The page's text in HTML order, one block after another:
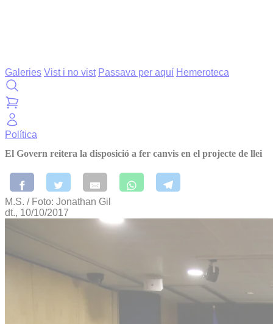
Galeries Vist i no vist Passava per aquí Hemeroteca
Política
El Govern reitera la disposició a fer canvis en el projecte de llei
M.S. / Foto: Jonathan Gil
dt., 10/10/2017